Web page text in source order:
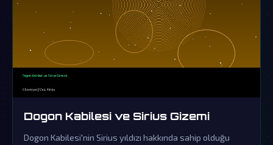
Dogon Kabilesi ve Sirius Gizemi
Dogon Kabilesi'nin Sirius yıldızı hakkında sahip olduğu